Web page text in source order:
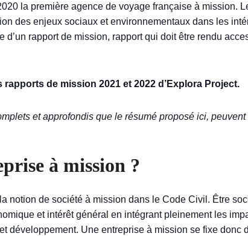
la première agence de voyage française à mission.
des enjeux sociaux et environnementaux dans les
rapport de mission, rapport qui doit être rendu
de mission 2021 et 2022 d’Explora Project.
et approfondis que le résumé proposé ici,
à mission ?
notion de société à mission dans le Code Civil. Être
et intérêt général en intégrant pleinement les
développement. Une entreprise à mission se fixe donc